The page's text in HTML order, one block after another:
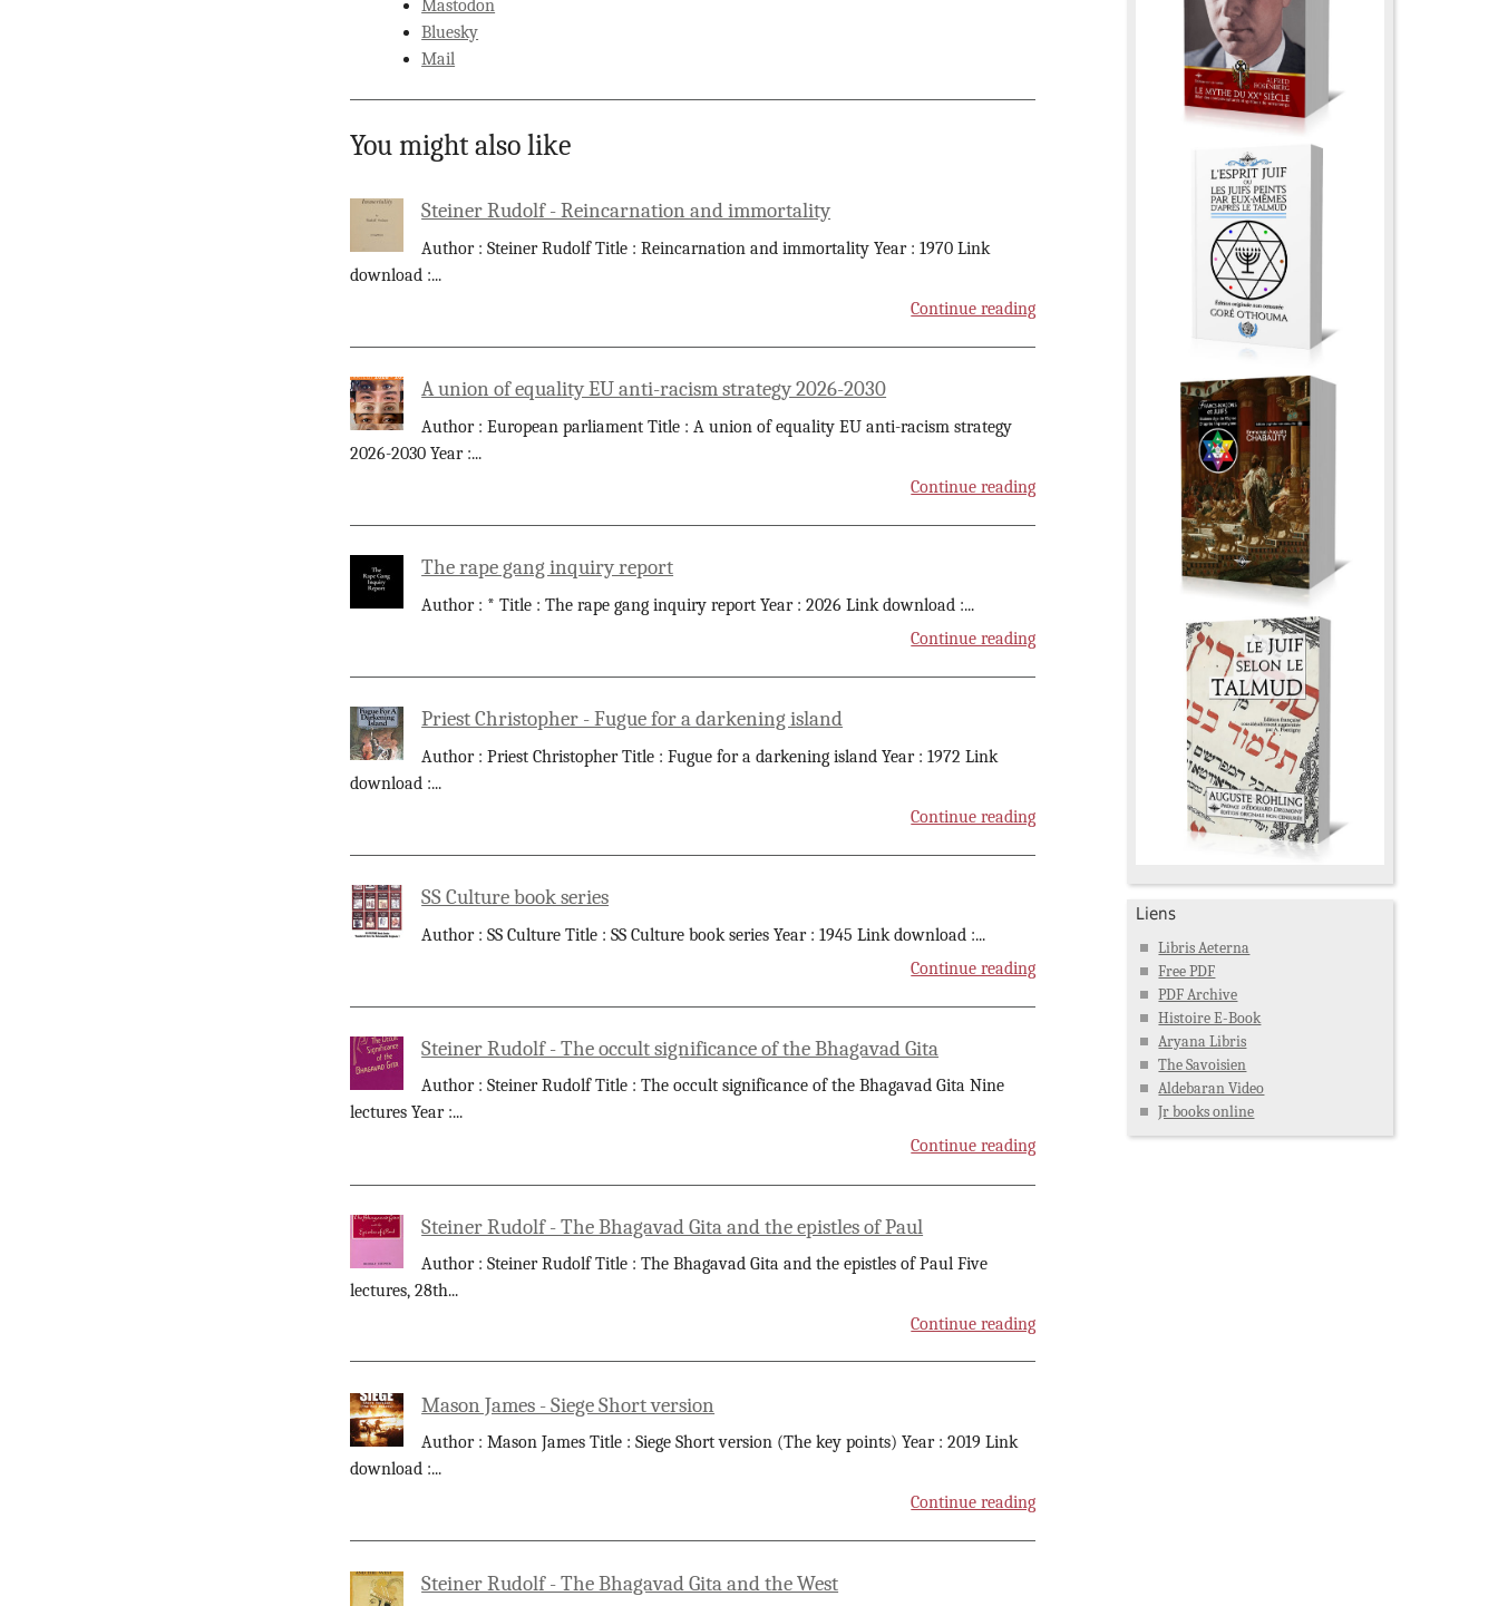
Mastodon
Bluesky
Mail
You might also like
Steiner Rudolf - Reincarnation and immortality
Author : Steiner Rudolf Title : Reincarnation and immortality Year : 1970 Link
download :...
Continue reading
A union of equality EU anti-racism strategy 2026-2030
Author : European parliament Title : A union of equality EU anti-racism strategy
2026-2030 Year :...
Continue reading
The rape gang inquiry report
Author : * Title : The rape gang inquiry report Year : 2026 Link download :...
Continue reading
Priest Christopher - Fugue for a darkening island
Author : Priest Christopher Title : Fugue for a darkening island Year : 1972 Link
download :...
Continue reading
SS Culture book series
Author : SS Culture Title : SS Culture book series Year : 1945 Link download :...
Continue reading
Steiner Rudolf - The occult significance of the Bhagavad Gita
Author : Steiner Rudolf Title : The occult significance of the Bhagavad Gita Nine
lectures Year :...
Continue reading
Steiner Rudolf - The Bhagavad Gita and the epistles of Paul
Author : Steiner Rudolf Title : The Bhagavad Gita and the epistles of Paul Five
lectures, 28th...
Continue reading
Mason James - Siege Short version
Author : Mason James Title : Siege Short version (The key points) Year : 2019 Link
download :...
Continue reading
Steiner Rudolf - The Bhagavad Gita and the West
Liens
Libris Aeterna
Free PDF
PDF Archive
Histoire E-Book
Aryana Libris
The Savoisien
Aldebaran Video
Jr books online